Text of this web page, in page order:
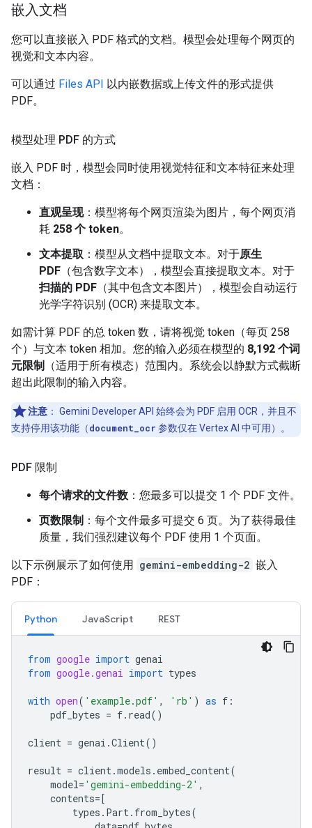
嵌入文档
您可以直接嵌入 PDF 格式的文档。模型会处理每个网页的
视觉和文本内容。
可以通过 Files API 以内嵌数据或上传文件的形式提供
PDF。
模型处理 PDF 的方式
嵌入 PDF 时，模型会同时使用视觉特征和文本特征来处理
文档：
直观呈现：模型将每个网页渲染为图片，每个网页消
耗 258 个 token。
文本提取 ：模型从文档中提取文本。对于原生
PDF （包含数字文本），模型会直接提取文本。对于
扫描的 PDF （其中包含文本图片），模型会自动运行
光学字符识别 (OCR) 来提取文本。
如需计算 PDF 的总 token 数，请将视觉 token（每页 258
个）与文本 token 相加。您的输入必须在模型的 8,192 个词
元限制
（适用于所有模态）范围内。系统会以静默方式截断
超出此限制的输入内容。
注意 ： Gemini Developer API 始终会为 PDF 启用 OCR，并且不
支持停用该功能（document_ocr 参数仅在 Vertex AI 中可用）。
PDF 限制
每个请求的文件数 ：您最多可以提交 1 个 PDF 文件。
页数限制 ：每个文件最多可提交 6 页。为了获得最佳
质量，我们强烈建议每个 PDF 使用 1 个页面。
以下示例展示了如何使用 gemini-embedding-2 嵌入
PDF：
Python JavaScript REST
from google import genai
from google.genai import types
with open( 'example.pdf' , 'rb' ) as f :
pdf_bytes = f. read()
client = genai .Client()
result = client.models . embed_content(
model= 'gemini-embedding-2' ,
contents=[
types . Part. from_bytes(